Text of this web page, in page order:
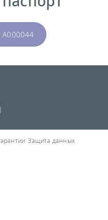
A000044
Защита данных